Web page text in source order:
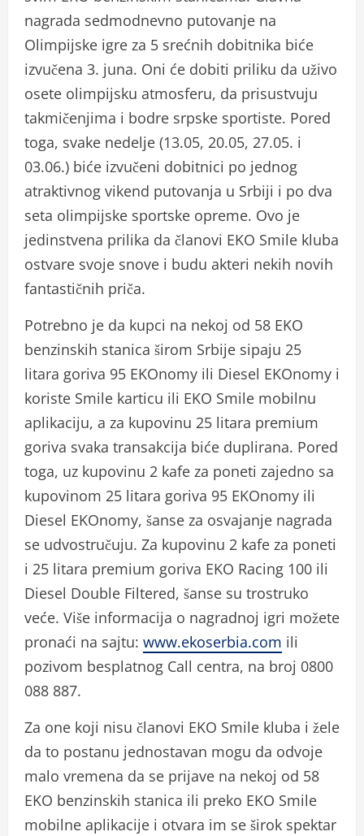
nagrada sedmodnevno putovanje na
Olimpijske igre za 5 srećnih dobitnika biće
izvučena 3. juna. Oni će dobiti priliku da uživo
osete olimpijsku atmosferu, da prisustvuju
takmičenjima i bodre srpske sportiste. Pored
toga, svake nedelje (13.05, 20.05, 27.05. i
03.06.) biće izvučeni dobitnici po jednog
atraktivnog vikend putovanja u Srbiji i po dva
seta olimpijske sportske opreme. Ovo je
jedinstvena prilika da članovi EKO Smile kluba
ostvare svoje snove i budu akteri nekih novih
fantastičnih priča.
Potrebno je da kupci na nekoj od 58 EKO
benzinskih stanica širom Srbije sipaju 25
litara goriva 95 EKOnomy ili Diesel EKOnomy i
koriste Smile karticu ili EKO Smile mobilnu
aplikaciju, a za kupovinu 25 litara premium
goriva svaka transakcija biće duplirana. Pored
toga, uz kupovinu 2 kafe za poneti zajedno sa
kupovinom 25 litara goriva 95 EKOnomy ili
Diesel EKOnomy, šanse za osvajanje nagrada
se udvostručuju. Za kupovinu 2 kafe za poneti
i 25 litara premium goriva EKO Racing 100 ili
Diesel Double Filtered, šanse su trostruko
veće. Više informacija o nagradnoj igri možete
pronaći na sajtu: www.ekoserbia.com ili
pozivom besplatnog Call centra, na broj 0800
088 887.
Za one koji nisu članovi EKO Smile kluba i žele
da to postanu jednostavan mogu da odvoje
malo vremena da se prijave na nekoj od 58
EKO benzinskih stanica ili preko EKO Smile
mobilne aplikacije i otvara im se širok spektar